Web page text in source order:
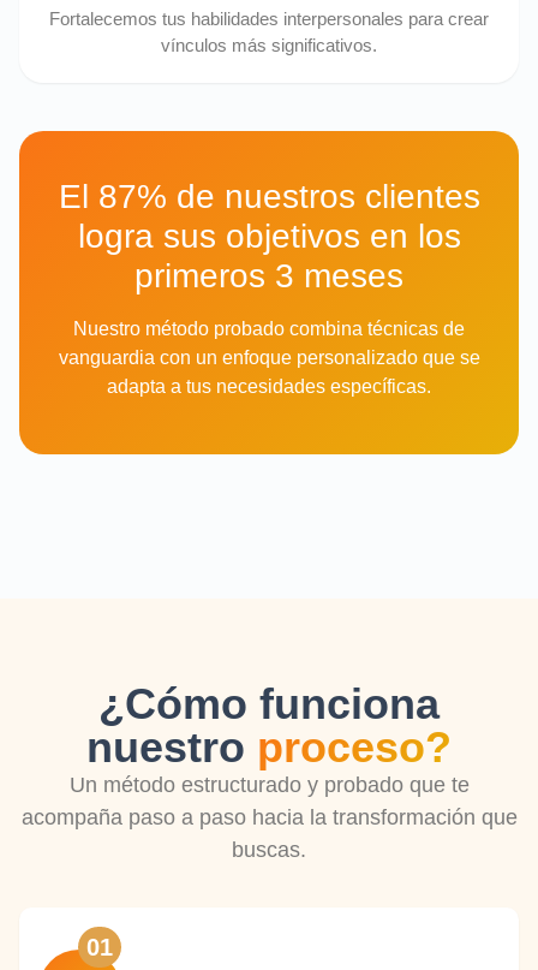
Fortalecemos tus habilidades interpersonales para crear
vínculos más significativos.
El 87% de nuestros clientes
logra sus objetivos en los
primeros 3 meses
Nuestro método probado combina técnicas de
vanguardia con un enfoque personalizado que se
adapta a tus necesidades específicas.
¿Cómo funciona
nuestro proceso?
Un método estructurado y probado que te
acompaña paso a paso hacia la transformación que
buscas.
01